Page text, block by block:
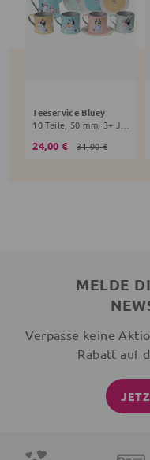
Teeservice Bluey
10 Teile, 50 mm, 3+ Jahre, bunt
24,00 € 31,90 €
MELDE
Verpasse keine
Rabatt auf